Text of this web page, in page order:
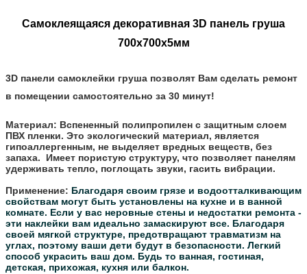
Самоклеящаяся декоративная 3D панель груша
700x700x5мм
3D панели самоклейки груша позволят Вам сделать ремонт
в помещении самостоятельно за 30 минут!
Материал: Вспененный полипропилен с защитным слоем
ПВХ пленки. Это экологический материал, является
гипоаллергенным, не выделяет вредных веществ, без
запаха. Имеет пористую структуру, что позволяет панелям
удерживать тепло, поглощать звуки, гасить вибрации.
Применение: Благодаря своим грязе и водоотталкивающим
свойствам могут быть установлены на кухне и в ванной
комнате. Если у вас неровные стены и недостатки ремонта -
эти наклейки вам идеально замаскируют все. Благодаря
своей мягкой структуре, предотвращают травматизм на
углах, поэтому ваши дети будут в безопасности. Легкий
способ украсить ваш дом. Будь то ванная, гостиная,
детская, прихожая, кухня или балкон.